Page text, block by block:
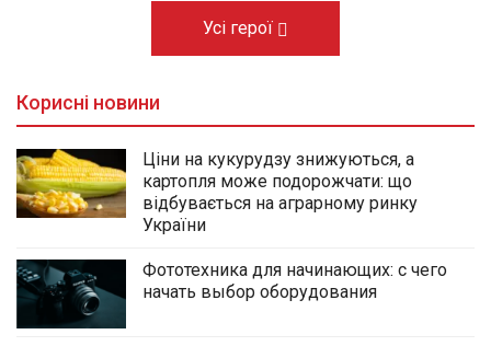
Усі герої
Корисні новини
Ціни на кукурудзу знижуються, а
картопля може подорожчати: що
відбувається на аграрному ринку
України
Фототехника для начинающих: с чего
начать выбор оборудования